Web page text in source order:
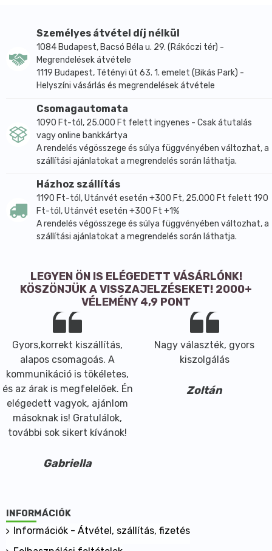
kaptunk. Még több gyógynövény, még több
hatóanyag, a bőrön át felszívódó vitaminok
együttese, természetes ereje egyetlen célból: hogy
elűzzék a pokoli fájdalmakat!
Szavatossági idő: 2 év
Tárolás: Hűtőben nem tárolható! Kerülendő a hideg
hőmérséklet! (10 C alatt)
MESTERSÉGES SZÍNEZÉKET, ILLATANYAGOT,
KŐOLAJSZÁRMAZÉKOT NEM TARTALMAZ!
KÉSZÜLT BALZSAM, MELYNEK AZ ÖSSZETÉTELE A
KÖVETKEZŐ:
aloe vera, árnika, boróka , citrom olaj, eukaliptusz,
kakukkfű, kamilla, kurkuma, levendula, mentol,
Személyes átvétel díj nélkül
1084 Budapest, Bacsó Béla u. 29. (Rákóczi tér) -
Megrendelések átvétele
1119 Budapest, Tétényi út 63. 1. emelet (Bikás Park) -
Helyszíni vásárlás és megrendelések átvétele
Csomagautomata
1090 Ft-tól, 25.000 Ft felett ingyenes - Csak átutalás
vagy online bankkártya
A rendelés végösszege és súlya függvényében változhat, a
szállítási ajánlatokat a megrendelés során láthatja.
Házhoz szállítás
1190 Ft-tól, Utánvét esetén +300 Ft, 25.000 Ft felett 190
Ft-tól, Utánvét esetén +300 Ft +1%
A rendelés végösszege és súlya függvényében változhat, a
szállítási ajánlatokat a megrendelés során láthatja.
LEGYEN ÖN IS ELÉGEDETT VÁSÁRLÓNK!
KÖSZÖNJÜK A VISSZAJELZÉSEKET! 2000+
VÉLEMÉNY 4,9 PONT
Gyors,korrekt kiszállítás,
alapos csomagoás. A
kommunikáció is tökéletes,
és az árak is megfelelőek. Én
elégedett vagyok, ajánlom
másoknak is! Gratulálok,
további sok sikert kívánok!
Gabriella
Nagy választék, gyors
kiszolgálás
Zoltán
INFORMÁCIÓK
Információk - Átvétel, szállítás, fizetés